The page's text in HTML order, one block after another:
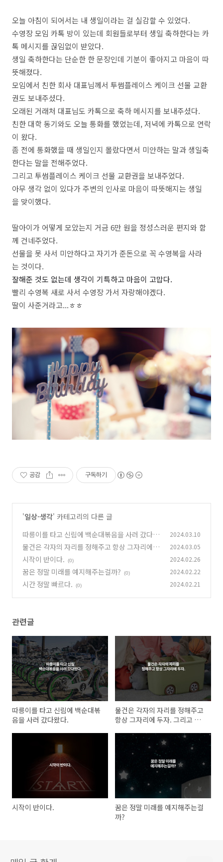
오늘 아침이 되어서는 내 생일이라는 걸 실감할 수 있었다.
수영장 모임 카톡 방이 있는데 회원들로부터 생일 축하한다는 카
톡 메시지를 끊임없이 받았다.
생일 축하한다는 단순한 한 문장인데 기분이 좋아지고 마음이 따
뜻해졌다.
모임에서 친한 회사 대표님께서 투썸플레이스 케이크 선물 교환
권도 보내주셨다.
오래된 거래처 대표님도 카톡으로 축하 메시지를 보내주셨다.
친한 대학 동기와도 오늘 통화를 했었는데, 저녁에 카톡으로 연락
이 왔다.
좀 전에 통화했을 때 생일인지 몰랐다면서 미안하는 말과 생일축
한다는 말을 전해주었다.
그리고 투썸플레이스 케이크 선물 교환권을 보내주었다.
아무 생각 없이 있다가 주변의 인사로 마음이 따뜻해지는 생일
을 맞이했다.
딸아이가 어떻게 모았는지 거금 6만 원을 정성스러운 편지와 함
께 건네주었다.
선물을 못 사서 미안하다고 자기가 준돈으로 꼭 수영복을 사라
는 것이다.
잘해준 것도 없는데 생각이 기특하고 마음이 고맙다.
빨리 수영복 새로 사서 수영장 가서 자랑해야겠다.
딸이 사준거라고...ㅎㅎ
공감 구독하기
'일상-생각' 카테고리의 다른 글
따릉이를 타고 신림에 백순대볶음을 사러 갔다왔
다.
(0)
2024.03.10
물건은 각자의 자리를 정해주고 항상 그자리에 두
자. 그리고 쓰지않는 물건은 매일 한개씩 버리자.
(0)
2024.03.05
시작이 반이다. (0) 2024.02.26
꿈은 정말 미래를 예지해주는걸까? (0) 2024.02.22
시간 정말 빠르다. (0) 2024.02.21
관련글
따릉이를 타고 신림에 백순대볶
음을 사러 갔다왔다.
물건은 각자의 자리를 정해주고
항상 그자리에 두자. 그리고 쓰
시작이 반이다.
꿈은 정말 미래를 예지해주는걸
까?